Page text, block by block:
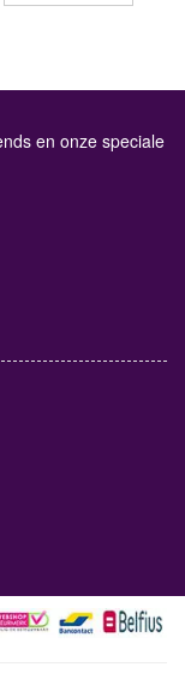
en onze speciale